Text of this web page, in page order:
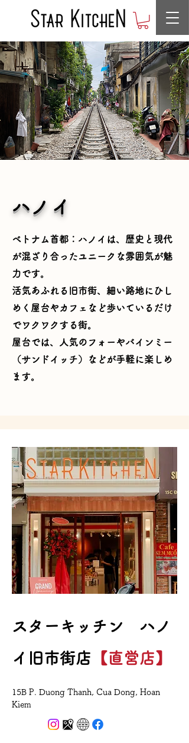
​ハノイ
ベトナム首都：ハノイは、歴史と現代
が混ざり合ったユニークな雰囲気が魅
力です。
活気あふれる旧市街、細い路地にひし
めく屋台やカフェなど歩いているだけ
でワクワクする街。
屋台では、人気のフォーやバインミー
（サンドイッチ）などが手軽に楽しめ
ます。
​スターキッチン ハノ
イ旧市街店 【直営店】
15B P. Duong Thanh, Cua Dong, Hoan
Kiem